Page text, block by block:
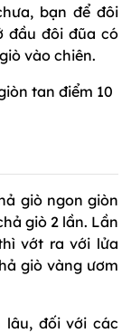
bạn để đôi
đầu đôi đũa có
vào chiên.
giò ngon giòn
giò 2 lần. Lần
vớt ra với lửa
giò vàng ươm
lâu, đối với các